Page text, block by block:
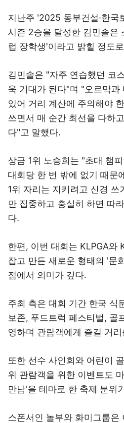
지난주 '2025 동부건설·한국
시즌 2승을 달성한 김민솔은
럽 장학생'이라고 밝힐 정도
김민솔은 "자주 연습했던 코
욱 기대가 된다"며 "오르막과
있어 거리 계산에 주의해야
쓰면서 매 순간 최선을 다하
다"고 말했다.
상금 1위 노승희는 "초대 챔
대회당 한 번 밖에 없기 때문
1위 자리는 지키려고 신경 쓰
만 집중하고 충실히 하면 따
다.
한편, 이번 대회는 KLPGA와
잡고 만든 새로운 형태의 '문
점에서 의미가 깊다.
주최 측은 대회 기간 한국 식
보존, 푸드트럭 페스티벌, 골
영하며 관람객에게 즐길 거
또한 선수 사인회와 어린이
위 관람객을 위한 이벤트도
만남'을 테마로 한 축제 분위
스폰서인 놀부와 화미그룹은